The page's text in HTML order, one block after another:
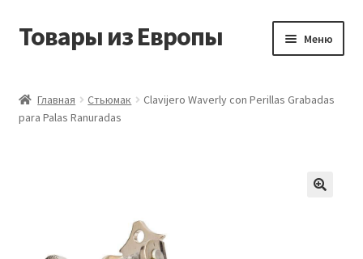
Перейти
Перейти
Товары из Европы Меню
Виды доставки
Главная Стьюмак
Clavijero Waverly con Perillas Grabadas
para Palas Ranuradas